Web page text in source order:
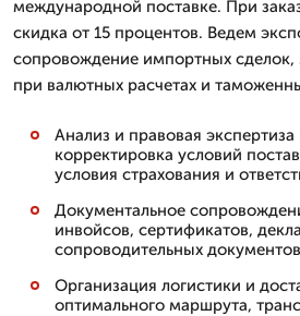
международной поставке. При
скидка от 15 процентов. Ведем
сопровождение импортных
при валютных расчетах и
Анализ и правовая экспертиза
корректировка условий
условия страхования и
Документальное
инвойсов, сертификатов,
сопроводительных
Организация логистики и
оптимального маршрута,